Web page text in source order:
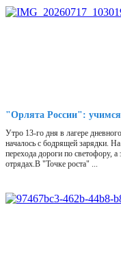
"Орлята России":
Утро 13-го дня в лагере
началось с бодрящей зарядки.
перехода дороги по светофору,
отрядах.В "Точке роста" ...